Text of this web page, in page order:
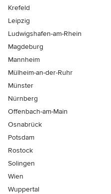
Krefeld
Leipzig
Ludwigshafen-am-Rhein
Magdeburg
Mannheim
Mülheim-an-der-Ruhr
Münster
Nürnberg
Offenbach-am-Main
Osnabrück
Potsdam
Rostock
Solingen
Wien
Wuppertal